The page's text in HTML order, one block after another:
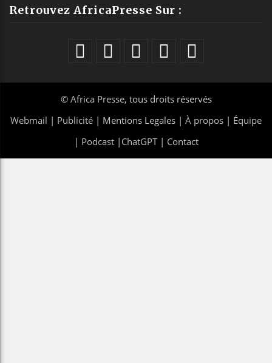
Retrouvez AfricaPresse Sur :
© Africa Presse, tous droits réservés
Webmail | Publicité | Mentions Legales | À propos | Équipe
| Podcast| ChatGPT| Contact